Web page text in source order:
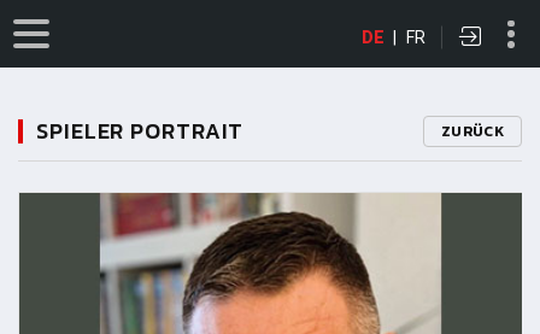
DE | FR
SPIELER PORTRAIT ZURÜCK